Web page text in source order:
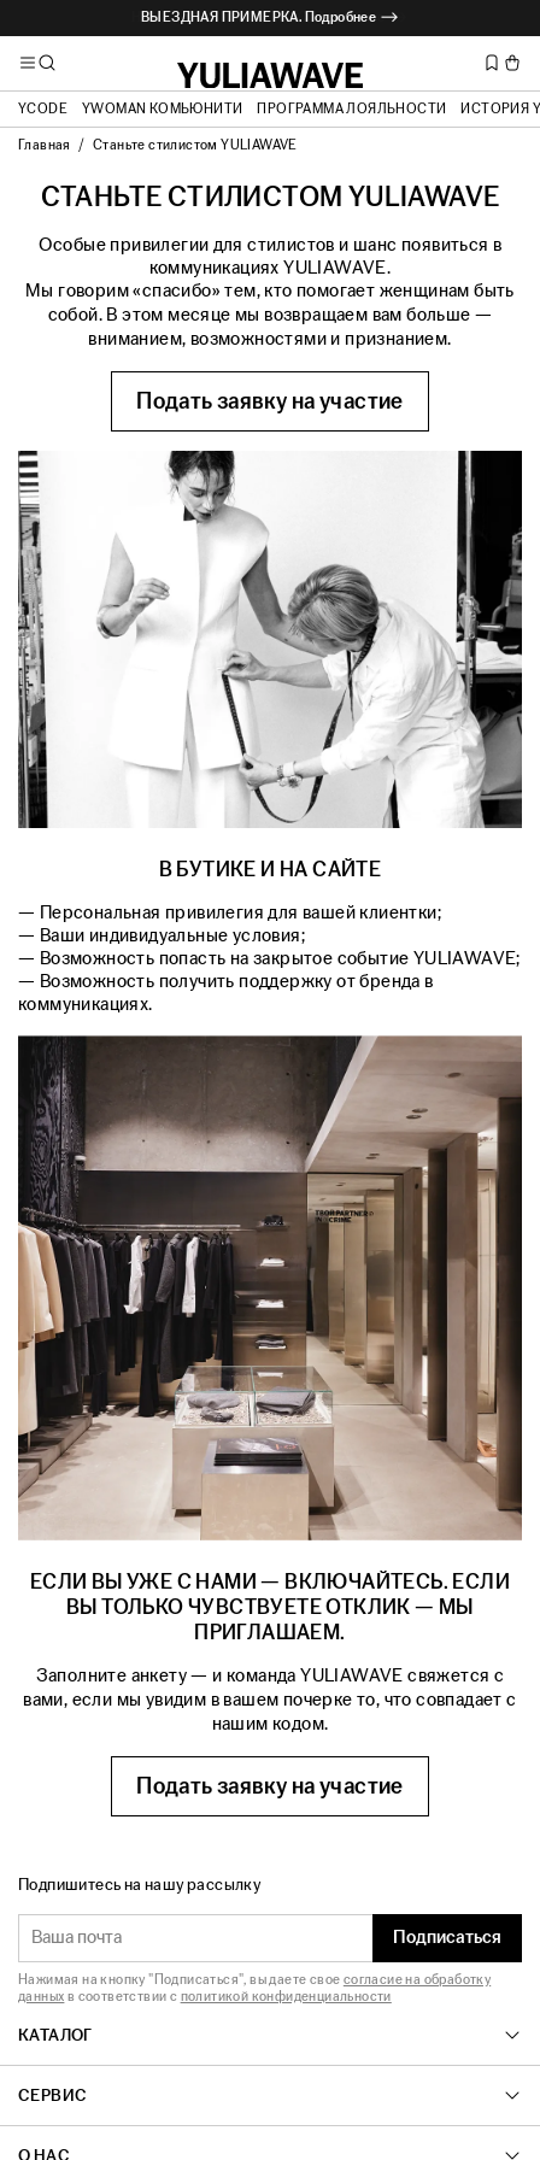
НОВАЯ КАПСУЛА ВЕЛНЕС. Подробнее ⟶
ВЫЕЗДНАЯ ПРИМЕРКА. Подробнее ⟶
YCODE YWOMAN КОМЬЮНИТИ ПРОГРАММА ЛОЯЛЬНОСТИ ИСТОРИЯ
Главная Станьте стилистом YULIAWAVE
СТАНЬТЕ СТИЛИСТОМ YULIAWAVE
Особые привилегии для стилистов и шанс появиться в
коммуникациях YULIAWAVE.
Мы говорим «спасибо» тем, кто помогает женщинам быть
собой. В этом месяце мы возвращаем вам больше —
вниманием, возможностями и признанием.
Подать заявку на участие
В БУТИКЕ И НА САЙТЕ
— Персональная привилегия для вашей клиентки;
— Ваши индивидуальные условия;
— Возможность попасть на закрытое событие YULIAWAVE;
— Возможность получить поддержку от бренда в
коммуникациях.
ЕСЛИ ВЫ УЖЕ С НАМИ — ВКЛЮЧАЙТЕСЬ. ЕСЛИ
ВЫ ТОЛЬКО ЧУВСТВУЕТЕ ОТКЛИК — МЫ
ПРИГЛАШАЕМ.
Заполните анкету — и команда YULIAWAVE свяжется с
вами, если мы увидим в вашем почерке то, что совпадает с
нашим кодом.
Подать заявку на участие
КАТАЛОГ
СЕРВИС
О НАС
Подпишитесь на нашу рассылку
Подписаться
Нажимая на кнопку "Подписаться", вы даете свое согласие на обработку
данных в соответствии с политикой конфиденциальности